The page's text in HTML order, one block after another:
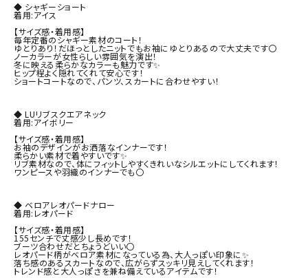
◆ シャギーショート
着用:アイス
【サイズ感・着用感】
毎年定番のシャギー素材のコート！
ゆとりあり！だほっとしたニットでもお袖にゆとりあるので大丈夫です〇
ノーカラーが女性らしい雰囲気を演出！
冬に映える柔らかなカラーも魅力です✨
ヒップ程よく隠れてくれて安心です！
ショートコートなので、パンツ、スカートに合わせやすい！
◆ LUリブスクエアネック
着用:アイボリー
【サイズ感・着用感】
お袖のデザインがお洒落なインナーです！
柔らかい素材で着やすいです✨
リブ素材なので、体にフィットしやすくきれいなシルエットにしてくれます！
ワンピースや羽織のインナーでも〇
◆ ベロアレオパードナロー
着用:レオパード
【サイズ感・着用感】
155センチで丈感少し長めです！
ブーツ合わせだとちょうどいい〇
レオパード柄がベロア素材になっている為、大人っぽい印象に✨
落ち感のあるスカートなので、広がらずスッキリ見えしてくれます！
トレンド感と大人っぽさを兼ね備えているアイテムです！